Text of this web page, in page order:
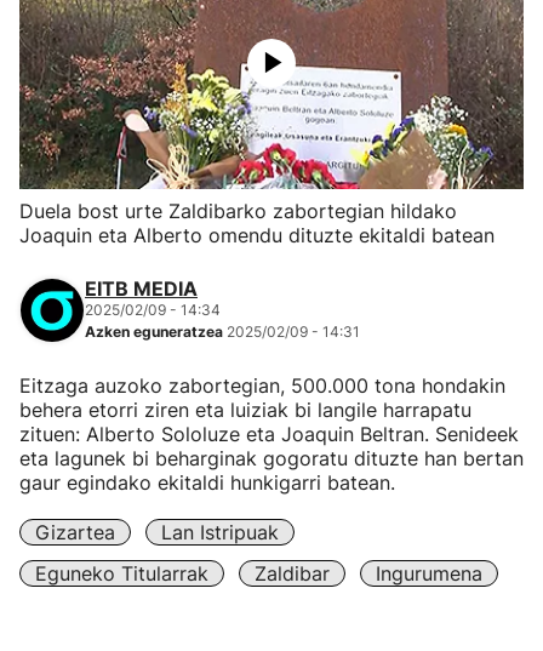
Duela bost urte Zaldibarko zabortegian hildako
Joaquin eta Alberto omendu dituzte ekitaldi batean
EITB MEDIA
2025/02/09 - 14:34
Azken eguneratzea 2025/02/09 - 14:31
Eitzaga auzoko zabortegian, 500.000 tona hondakin
behera etorri ziren eta luiziak bi langile harrapatu
zituen: Alberto Sololuze eta Joaquin Beltran. Senideek
eta lagunek bi beharginak gogoratu dituzte han bertan
gaur egindako ekitaldi hunkigarri batean.
Gizartea
Lan Istripuak
Eguneko Titularrak
Zaldibar Ingurumena